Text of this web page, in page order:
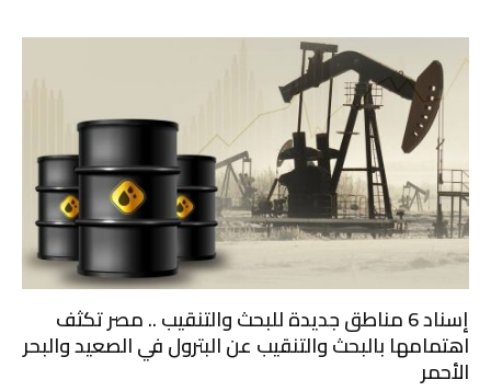
إسناد 6 مناطق جديدة للبحث والتنقيب .. مصر تكثف
اهتمامها بالبحث والتنقيب عن البترول في الصعيد والبحر
الأحمر